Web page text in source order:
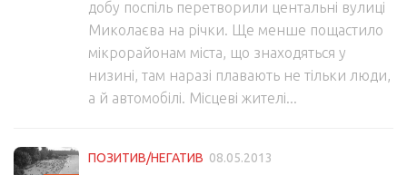
добу поспіль перетворили центальні вулиці
Миколаєва на річки. Ще менше пощастило
мікрорайонам міста, що знаходяться у
низині, там наразі плавають не тільки люди,
а й автомобілі. Місцеві жителі...
ПОЗИТИВ/НЕГАТИВ 08.05.2013